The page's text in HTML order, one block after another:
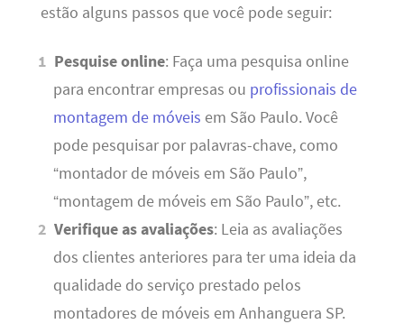
estão alguns passos que você pode seguir:
Pesquise online: Faça uma pesquisa online
para encontrar empresas ou profissionais de
montagem de móveis em São Paulo. Você
pode pesquisar por palavras-chave, como
“montador de móveis em São Paulo”,
“montagem de móveis em São Paulo”, etc.
Verifique as avaliações: Leia as avaliações
dos clientes anteriores para ter uma ideia da
qualidade do serviço prestado pelos
montadores de móveis em Anhanguera SP.